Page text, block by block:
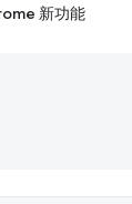
新功能